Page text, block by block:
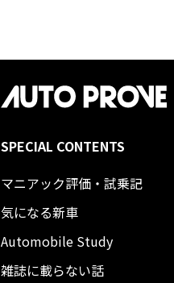
SPECIAL CONTENTS
マニアック評価・試乗記
気になる新車
Automobile Study
雑誌に載らない話